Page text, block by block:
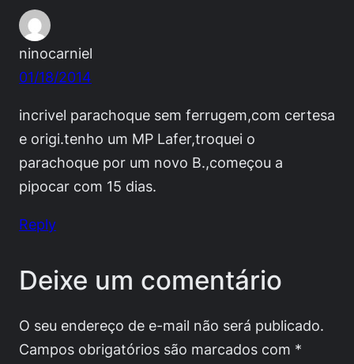
ninocarniel
01/18/2014
incrivel parachoque sem ferrugem,com certesa
e origi.tenho um MP Lafer,troquei o
parachoque por um novo B.,começou a
pipocar com 15 dias.
Reply
Deixe um comentário
O seu endereço de e-mail não será publicado.
Campos obrigatórios são marcados com *